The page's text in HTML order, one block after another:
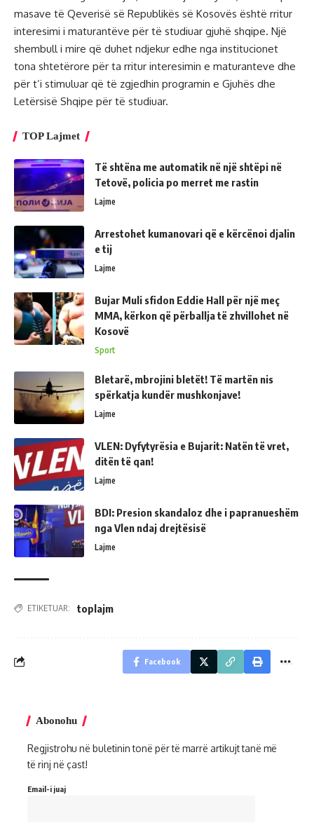
masave të Qeverisë së Republikës së Kosovës është rritur
interesimi i maturantëve për të studiuar gjuhë shqipe. Një
shembull i mire që duhet ndjekur edhe nga institucionet
tona shtetërore për ta rritur interesimin e maturanteve dhe
për t’i stimuluar që të zgjedhin programin e Gjuhës dhe
Letërsisë Shqipe për të studiuar.
TOP Lajmet
Të shtëna me automatik në një shtëpi në
Tetovë, policia po merret me rastin
Lajme
Arrestohet kumanovari që e kërcënoi djalin
e tij
Lajme
Bujar Muli sfidon Eddie Hall për një meç
MMA, kërkon që përballja të zhvillohet në
Kosovë
Sport
Bletarë, mbrojini bletët! Të martën nis
spërkatja kundër mushkonjave!
Lajme
VLEN: Dyfytyrësia e Bujarit: Natën të vret,
ditën të qan!
Lajme
BDI: Presion skandaloz dhe i papranueshëm
nga Vlen ndaj drejtësisë
Lajme
ETIKETUAR: toplajm
Facebook
Abonohu
Regjistrohu në buletinin tonë për të marrë artikujt tanë më
të rinj në çast!
Email-i juaj